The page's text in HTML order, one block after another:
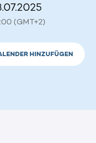
(GMT+2)
HINZUFÜGEN